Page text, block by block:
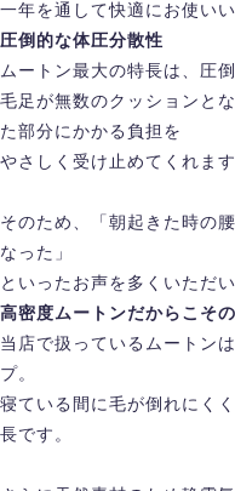
一年を通して快適にお使い
圧倒的な体圧分散性
ムートン最大の特長は、圧
毛足が無数のクッションと
た部分にかかる負担を
やさしく受け止めてくれます
そのため、「朝起きた時の
なった」
といったお声を多くいただい
高密度ムートンだからこそ
当店で扱っているムートン
プ。
寝ている間に毛が倒れにく
長です。